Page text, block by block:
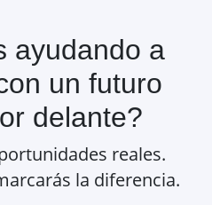
ayudando a
un futuro
delante?
reales.
la diferencia.